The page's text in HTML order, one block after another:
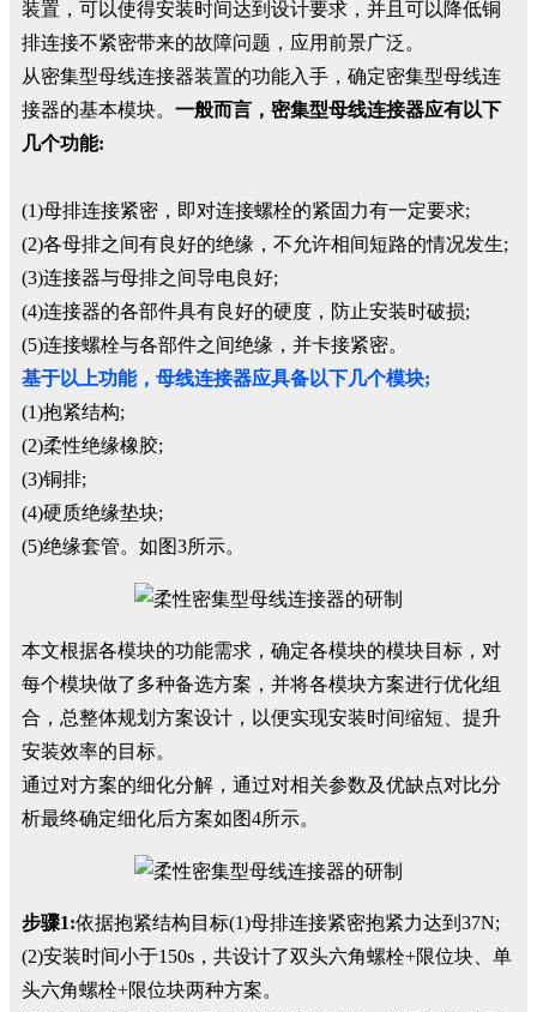
装置，可以使得安装时间达到设计要求，并且可以降低铜
排连接不紧密带来的故障问题，应用前景广泛。
从密集型母线连接器装置的功能入手，确定密集型母线连
接器的基本模块。 一般而言，密集型母线连接器应有以下
几个功能:
(1)母排连接紧密，即对连接螺栓的紧固力有一定要求;
(2)各母排之间有良好的绝缘，不允许相间短路的情况发生;
(3)连接器与母排之间导电良好;
(4)连接器的各部件具有良好的硬度，防止安装时破损;
(5)连接螺栓与各部件之间绝缘，并卡接紧密。
基于以上功能，母线连接器应具备以下几个模块;
(1)抱紧结构;
(2)柔性绝缘橡胶;
(3)铜排;
(4)硬质绝缘垫块;
(5)绝缘套管。如图3所示。
本文根据各模块的功能需求，确定各模块的模块目标，对
每个模块做了多种备选方案，并将各模块方案进行优化组
合，总整体规划方案设计，以便实现安装时间缩短、提升
安装效率的目标。
通过对方案的细化分解，通过对相关参数及优缺点对比分
析最终确定细化后方案如图4所示。
步骤1:依据抱紧结构目标(1)母排连接紧密抱紧力达到37N;
(2)安装时间小于150s，共设计了双头六角螺栓+限位块、单
头六角螺栓+限位块两种方案。